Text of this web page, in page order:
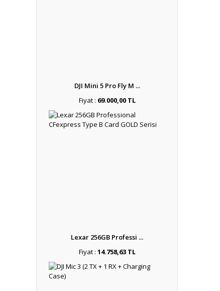
DJI Mini 5 Pro Fly M ...
Fiyat : 69.000,00 TL
Lexar 256GB Professi ...
Fiyat : 14.758,63 TL